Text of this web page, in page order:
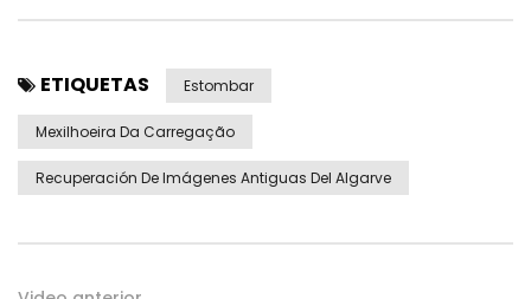
ETIQUETAS Estombar
Mexilhoeira Da Carregação
Recuperación De Imágenes Antiguas Del Algarve